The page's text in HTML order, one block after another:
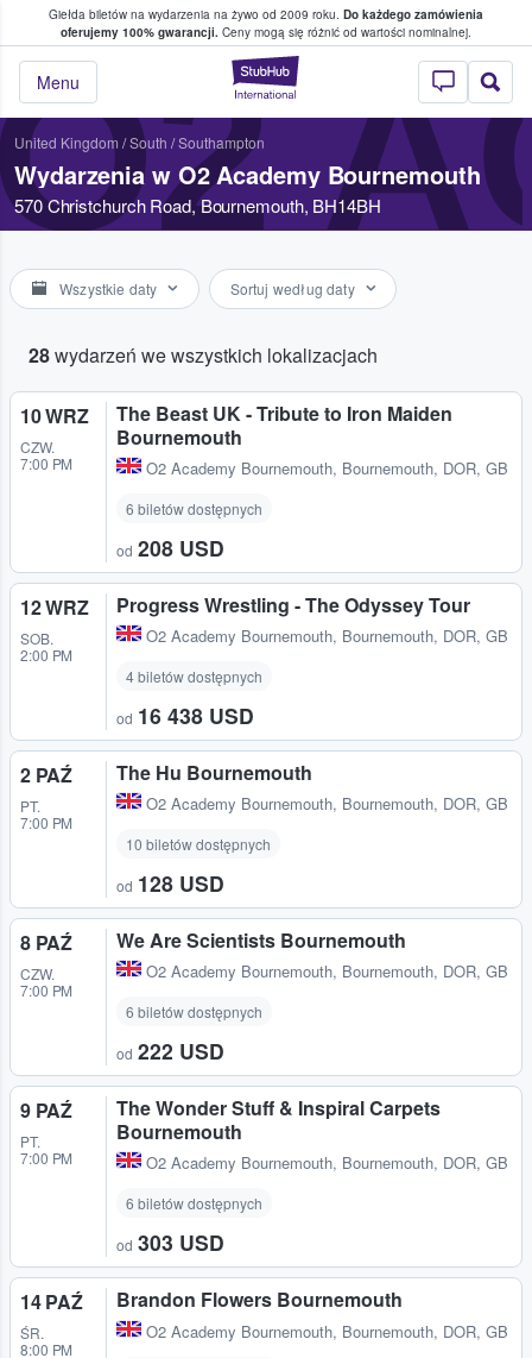
Giełda biletów na wydarzenia na żywo od 2009 roku. Do każdego zamówienia
oferujemy 100% gwarancji. Ceny mogą się różnić od wartości nominalnej.
StubHub —
Menu
w którym fani i kibice kupują i
United Kingdom /South /Southampton
Wydarzenia w O2 Academy Bournemouth
570 Christchurch Road, Bournemouth, BH14BH
Wszystkie daty Sortuj według daty
28wydarzeń we wszystkich lokalizacjach
10 WRZ
CZW.
7:00 PM
The Beast UK - Tribute to Iron Maiden
Bournemouth
O2 Academy Bournemouth, Bournemouth, DOR, GB
6 biletów dostępnych
od 208 USD
12 WRZ
SOB.
2:00 PM
Progress Wrestling - The Odyssey Tour
O2 Academy Bournemouth, Bournemouth, DOR, GB
4 biletów dostępnych
od 16 438 USD
2 PAŹ
PT.
7:00 PM
The Hu Bournemouth
O2 Academy Bournemouth, Bournemouth, DOR, GB
10 biletów dostępnych
od 128 USD
8 PAŹ
CZW.
7:00 PM
We Are Scientists Bournemouth
O2 Academy Bournemouth, Bournemouth, DOR, GB
6 biletów dostępnych
od 222 USD
9 PAŹ
PT.
7:00 PM
The Wonder Stuff & Inspiral Carpets
Bournemouth
O2 Academy Bournemouth, Bournemouth, DOR, GB
6 biletów dostępnych
od 303 USD
14 PAŹ
ŚR.
8:00 PM
Brandon Flowers Bournemouth
O2 Academy Bournemouth, Bournemouth, DOR, GB